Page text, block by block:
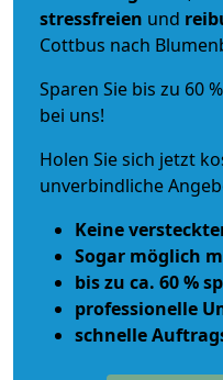
stressfreien und
Cottbus nach
Sparen Sie bis zu 60
bei uns!
Holen Sie sich jetzt
unverbindliche
Keine
Sogar möglich
bis zu ca. 60 %
professionelle
schnelle